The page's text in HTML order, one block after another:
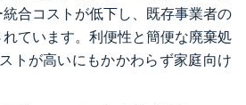
合コストが低下し、既存事業者の
ています。利便性と簡便な廃棄処
トが高いにもかかわらず家庭向け